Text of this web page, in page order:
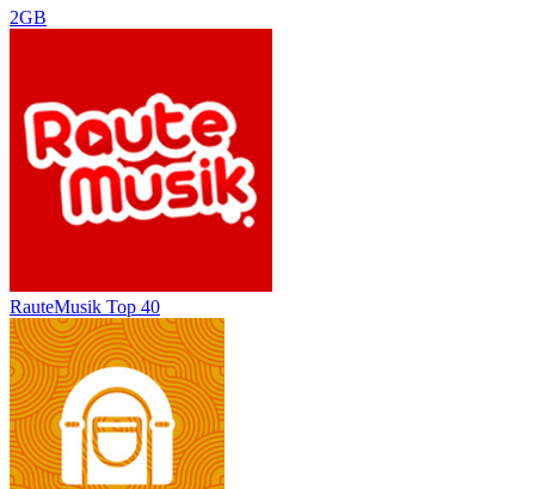
2GB
RauteMusik Top 40